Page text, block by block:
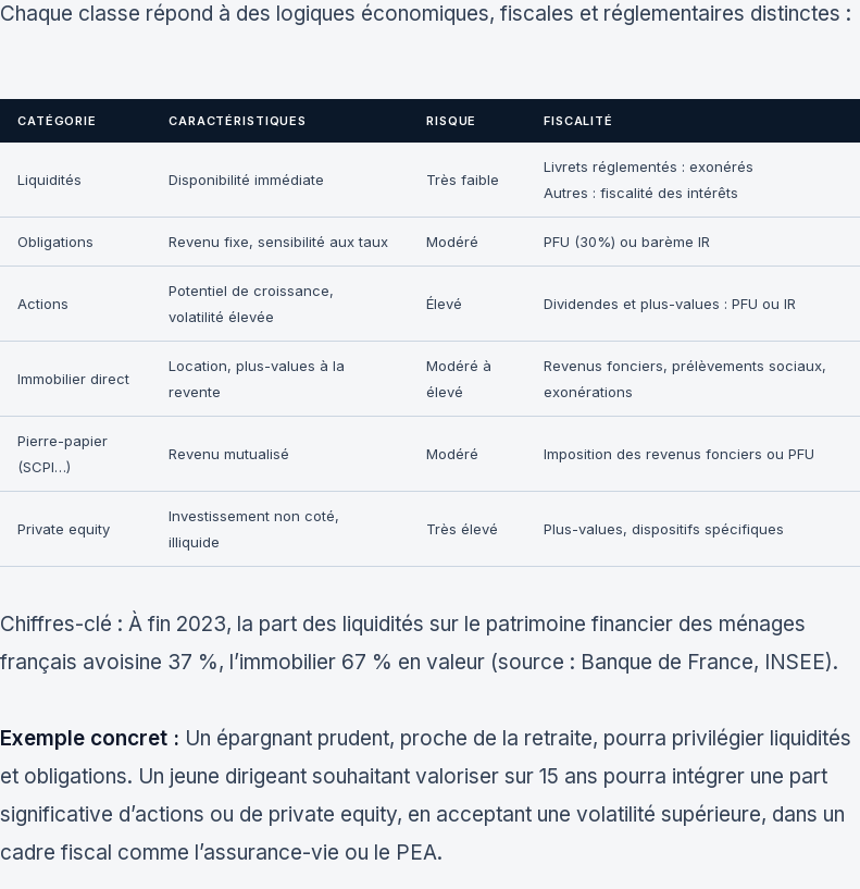
Chaque classe répond à des logiques économiques, fiscales et réglementaires distinctes :
CATÉGORIE CARACTÉRISTIQUES RISQUE FISCALITÉ
Liquidités Disponibilité immédiate Très faible
Livrets réglementés : exonérés
Autres : fiscalité des intérêts
Obligations Revenu fixe, sensibilité aux taux Modéré PFU (30%) ou barème IR
Actions
Potentiel de croissance,
volatilité élevée
Élevé Dividendes et plus-values : PFU ou IR
Immobilier direct
Location, plus-values à la
revente
Modéré à
élevé
Revenus fonciers, prélèvements sociaux,
exonérations
Pierre-papier
(SCPI…)
Revenu mutualisé Modéré Imposition des revenus fonciers ou PFU
Private equity
Investissement non coté,
illiquide
Très élevé Plus-values, dispositifs spécifiques
Chiffres-clé : À fin 2023, la part des liquidités sur le patrimoine financier des ménages
français avoisine 37 %, l’immobilier 67 % en valeur (source : Banque de France, INSEE).
Exemple concret : Un épargnant prudent, proche de la retraite, pourra privilégier liquidités
et obligations. Un jeune dirigeant souhaitant valoriser sur 15 ans pourra intégrer une part
significative d’actions ou de private equity, en acceptant une volatilité supérieure, dans un
cadre fiscal comme l’assurance-vie ou le PEA.